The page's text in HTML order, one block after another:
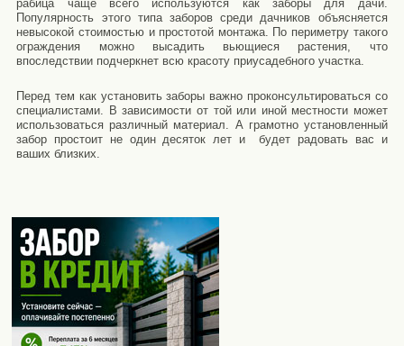
рабица чаще всего используются как заборы для дачи.
Популярность этого типа заборов среди дачников объясняется
невысокой стоимостью и простотой монтажа. По периметру такого
ограждения можно высадить вьющиеся растения, что
впоследствии подчеркнет всю красоту приусадебного участка.
Перед тем как установитьзаборы важно проконсультироваться со
специалистами. В зависимости от той или иной местности может
использоваться различный материал. А грамотно установленный
забор простоит не один десяток лет и будет радовать вас и
ваших близких.